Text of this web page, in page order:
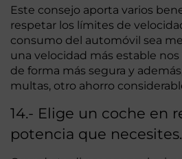
Este consejo aporta varios
respetar los límites de
consumo del automóvil sea
una velocidad más estable
de forma más segura y
multas, otro ahorro
14.- Elige un coche en
potencia que necesites.